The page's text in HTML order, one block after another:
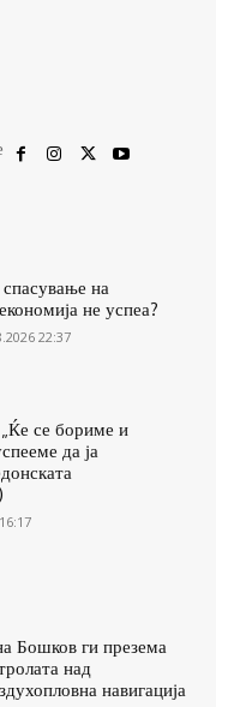
на
не успеа?
22:37
се бориме и
да ја
Бошков ги презема
над
навигација